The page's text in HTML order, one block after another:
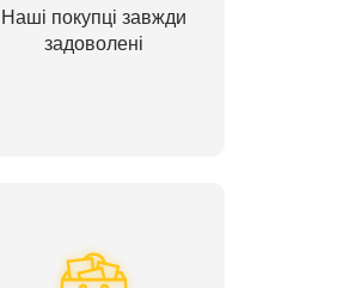
Наші покупці завжди
задоволені